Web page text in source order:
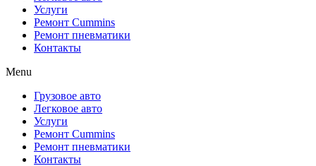
Услуги
Ремонт Cummins
Ремонт пневматики
Контакты
Menu
Грузовое авто
Легковое авто
Услуги
Ремонт Cummins
Ремонт пневматики
Контакты